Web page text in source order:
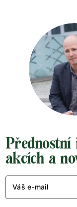
Přednostní
akcích a
Váš e-mail